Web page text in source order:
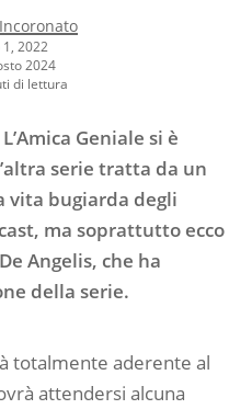
2022
2024
di lettura
Geniale si è
serie tratta da un
vita bugiarda degli
ma soprattutto ecco
Angelis, che ha
della serie.
totalmente aderente al
attendersi alcuna